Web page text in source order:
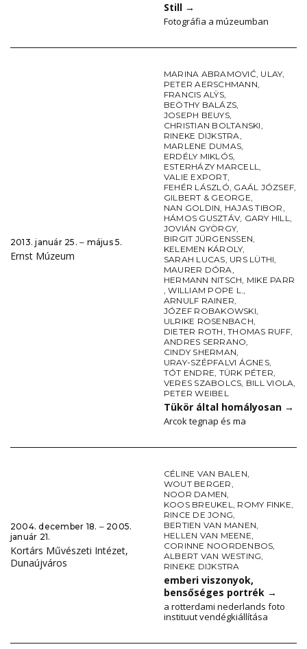
Still →
Fotográfia a múzeumban
2013. január 25. ‒ május 5.
Ernst Múzeum
MARINA ABRAMOVIĆ, ULAY,
PETER AERSCHMANN,
FRANCIS ALŸS,
BEÖTHY BALÁZS,
JOSEPH BEUYS,
CHRISTIAN BOLTANSKI,
RINEKE DIJKSTRA,
MARLENE DUMAS,
ERDÉLY MIKLÓS,
ESTERHÁZY MARCELL,
VALIE EXPORT,
FEHÉR LÁSZLÓ, GAÁL JÓZSEF,
GILBERT & GEORGE,
NAN GOLDIN, HAJAS TIBOR,
HÁMOS GUSZTÁV, GARY HILL,
JOVIÁN GYÖRGY,
BIRGIT JÜRGENSSEN,
KELEMEN KÁROLY,
SARAH LUCAS, URS LÜTHI,
MAURER DÓRA,
HERMANN NITSCH, MIKE PARR
,WILLIAM POPE L.,
ARNULF RAINER,
JÓZEF ROBAKOWSKI,
ULRIKE ROSENBACH,
DIETER ROTH,THOMAS RUFF,
ANDRES SERRANO,
CINDY SHERMAN,
URAY-SZÉPFALVI ÁGNES,
TÓT ENDRE, TÜRK PÉTER,
VERES SZABOLCS, BILL VIOLA,
PETER WEIBEL
Tükör által homályosan →
Arcok tegnap és ma
2004. december 18. ‒ 2005.
január 21.
Kortárs Művészeti Intézet,
Dunaújváros
CÉLINE VAN BALEN,
WOUT BERGER,
NOOR DAMEN,
KOOS BREUKEL, ROMY FINKE,
RINCE DE JONG,
BERTIEN VAN MANEN,
HELLEN VAN MEENE,
CORINNE NOORDENBOS,
ALBERT VAN WESTING,
RINEKE DIJKSTRA
emberi viszonyok,
bensőséges portrék →
a rotterdami nederlands foto
instituut vendégkiállítása